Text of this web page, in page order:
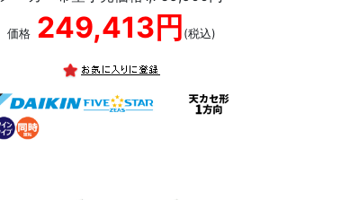
価格 249,413円 (税込)